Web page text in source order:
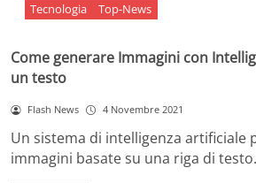
Tecnologia Top-News
Come generare Immagini con
un testo
Flash News 4 Novembre 2021
Un sistema di intelligenza artificiale
immagini basate su una riga di